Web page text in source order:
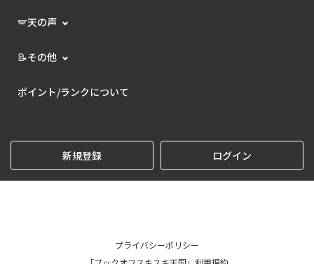
🪽天の声
📝その他
ポイント/ランクについて
新規登録 ログイン
プライバシーポリシー